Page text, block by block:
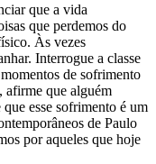
que a vida
que perdemos do
Às vezes
Interrogue a classe
de sofrimento
afirme que alguém
esse sofrimento é um
de Paulo
por aqueles que hoje